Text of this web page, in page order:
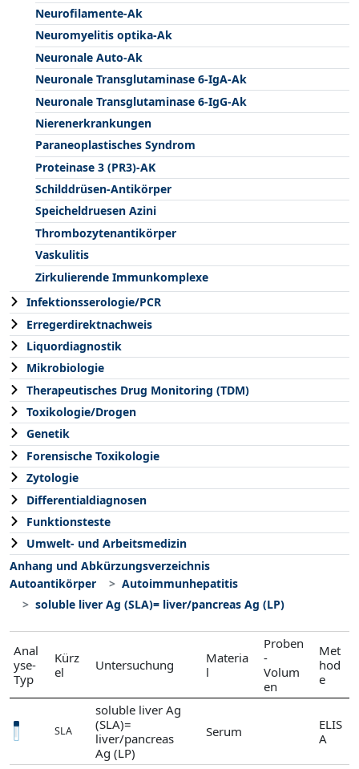
Neurofilamente-Ak
Neuromyelitis optika-Ak
Neuronale Auto-Ak
Neuronale Transglutaminase 6-IgA-Ak
Neuronale Transglutaminase 6-IgG-Ak
Nierenerkrankungen
Paraneoplastisches Syndrom
Proteinase 3 (PR3)-AK
Schilddrüsen-Antikörper
Speicheldruesen Azini
Thrombozytenantikörper
Vaskulitis
Zirkulierende Immunkomplexe
Infektionsserologie/PCR
Erregerdirektnachweis
Liquordiagnostik
Mikrobiologie
Therapeutisches Drug Monitoring (TDM)
Toxikologie/Drogen
Genetik
Forensische Toxikologie
Zytologie
Differentialdiagnosen
Funktionsteste
Umwelt- und Arbeitsmedizin
Anhang und Abkürzungsverzeichnis
Autoantikörper
Autoimmunhepatitis
soluble liver Ag (SLA)= liver/pancreas Ag (LP)
Anal
yse-
Typ
Kürz
el
Untersuchung
Materia
l
Proben
-
Volum
en
Met
hod
e
SLA
soluble liver Ag
(SLA)=
liver/pancreas
Ag (LP)
Serum
ELIS
A